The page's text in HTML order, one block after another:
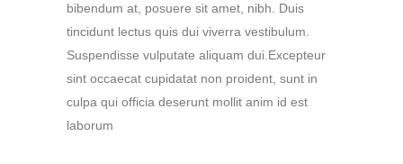
bibendum at, posuere sit amet, nibh. Duis
tincidunt lectus quis dui viverra vestibulum.
Suspendisse vulputate aliquam dui.Excepteur
sint occaecat cupidatat non proident, sunt in
culpa qui officia deserunt mollit anim id est
laborum